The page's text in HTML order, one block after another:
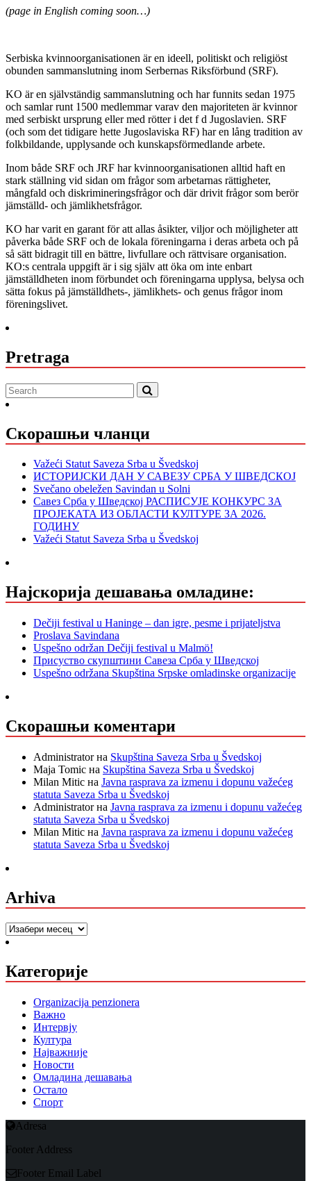
(page in English coming soon…)
Serbiska kvinnoorganisationen är en ideell, politiskt och religiöst
obunden sammanslutning inom Serbernas Riksförbund (SRF).
KO är en självständig sammanslutning och har funnits sedan 1975
och samlar runt 1500 medlemmar varav den majoriteten är kvinnor
med serbiskt ursprung eller med rötter i det f d Jugoslavien. SRF
(och som det tidigare hette Jugoslaviska RF) har en lång tradition av
folkbildande, upplysande och kunskapsförmedlande arbete.
Inom både SRF och JRF har kvinnoorganisationen alltid haft en
stark ställning vid sidan om frågor som arbetarnas rättigheter,
mångfald och diskrimineringsfrågor och där drivit frågor som berör
jämställd- och jämlikhetsfrågor.
KO har varit en garant för att allas åsikter, viljor och möjligheter att
påverka både SRF och de lokala föreningarna i deras arbeta och på
så sätt bidragit till en bättre, livfullare och rättvisare organisation.
KO:s centrala uppgift är i sig själv att öka om inte enbart
jämställdheten inom förbundet och föreningarna upplysa, belysa och
sätta fokus på jämställdhets-, jämlikhets- och genus frågor inom
föreningslivet.
Pretraga
Скорашњи чланци
Važeći Statut Saveza Srba u Švedskoj
ИСТОРИЈСКИ ДАН У САВЕЗУ СРБА У ШВЕДСКОЈ
Svečano obeležen Savindan u Solni
Савез Срба у Шведској РАСПИСУЈЕ КОНКУРС ЗА
ПРОЈЕКАТА ИЗ ОБЛАСТИ КУЛТУРЕ ЗА 2026.
ГОДИНУ
Važeći Statut Saveza Srba u Švedskoj
Најскорија дешавања омладине:
Dečiji festival u Haninge – dan igre, pesme i prijateljstva
Proslava Savindana
Uspešno održan Dečiji festival u Malmö!
Присуство скупштини Савеза Срба у Шведској
Uspešno održana Skupština Srpske omladinske organizacije
Скорашњи коментари
Administratorна Skupština Saveza Srba u Švedskoj
Maja Tomic на Skupština Saveza Srba u Švedskoj
Milan Mitic на Javna rasprava za izmenu i dopunu važećeg
statuta Saveza Srba u Švedskoj
Administratorна Javna rasprava za izmenu i dopunu važećeg
statuta Saveza Srba u Švedskoj
Milan Mitic на Javna rasprava za izmenu i dopunu važećeg
statuta Saveza Srba u Švedskoj
Arhiva
Arhiva
Категорије
Organizacija penzionera
Важно
Интервју
Култура
Најважније
Новости
Омладина дешавања
Остало
Спорт
Adresa
Footer Address
Footer Email Label